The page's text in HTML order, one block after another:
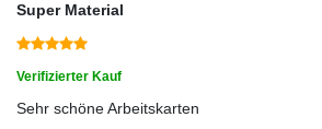
Super Material
Verifizierter Kauf
Sehr schöne Arbeitskarten